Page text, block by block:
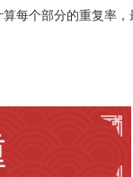
每个部分的重复率